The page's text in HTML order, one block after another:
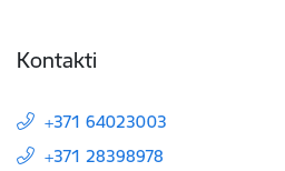
Kontakti
+371 64023003
+371 28398978